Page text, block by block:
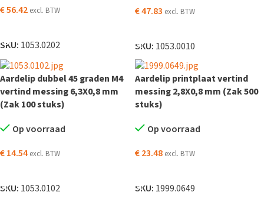
€56.42 excl. BTW
SKU: 1053.0202
€47.83 excl. BTW
SKU: 1053.0010
Aardelip dubbel 45 graden M4
vertind messing 6,3X0,8 mm
(Zak 100 stuks)
Op voorraad
€14.54 excl. BTW
SKU: 1053.0102
Aardelip printplaat vertind
messing 2,8X0,8 mm (Zak 500
stuks)
Op voorraad
€23.48 excl. BTW
SKU: 1999.0649